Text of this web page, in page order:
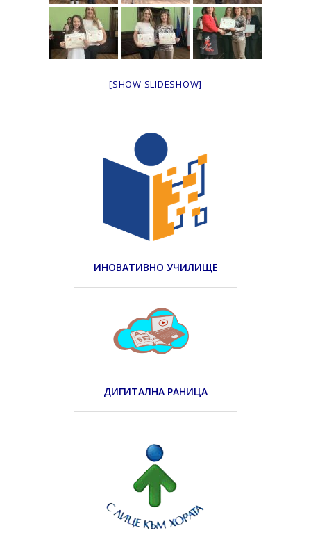
[SHOW SLIDESHOW]
ИНОВАТИВНО УЧИЛИЩЕ
ДИГИТАЛНА РАНИЦА